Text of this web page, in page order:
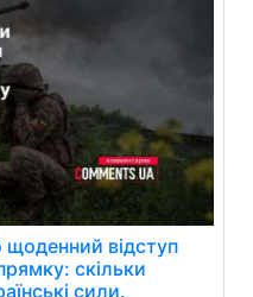
щоденний відступ
скільки
сили.